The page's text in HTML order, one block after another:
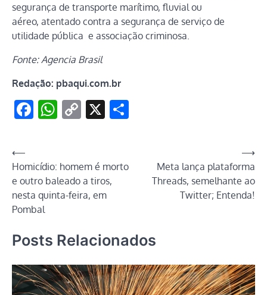
segurança de transporte marítimo, fluvial ou
aéreo, atentado contra a segurança de serviço de
utilidade pública e associação criminosa.
Fonte: Agencia Brasil
Redação: pbaqui.com.br
Facebook
WhatsApp
Copy
X
Navegação
de
Post
⟵
Homicídio: homem é morto
e outro baleado a tiros,
nesta quinta-feira, em
Pombal
Meta lança plataforma
Threads, semelhante ao
Twitter; Entenda!
⟶
Posts Relacionados